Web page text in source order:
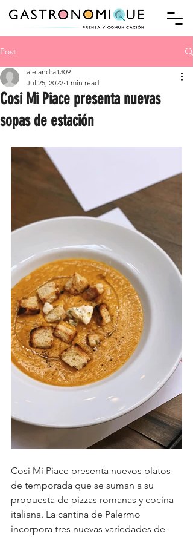
Post
Cosi Mi Piace presenta nuevas
sopas de estación
alejandra1309
Jul 25, 2022 1 min read
Cosi Mi Piace presenta nuevos platos
de temporada que se suman a su
propuesta de pizzas romanas y cocina
italiana. La cantina de Palermo
incorpora tres nuevas variedades de